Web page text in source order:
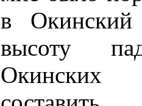
в Окинский
высоту